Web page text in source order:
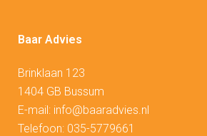
Baar Advies
Brinklaan 123
1404 GB Bussum
E-mail: info@baaradvies.nl
Telefoon: 035-5779661